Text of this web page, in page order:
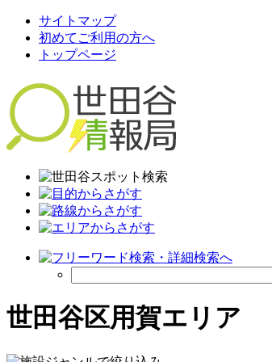
サイトマップ
初めてご利用の方へ
トップページ
世田谷区用賀エリア